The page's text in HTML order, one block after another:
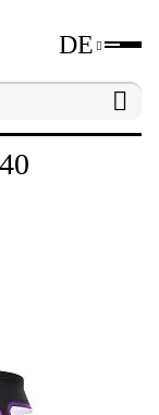
DE
optische